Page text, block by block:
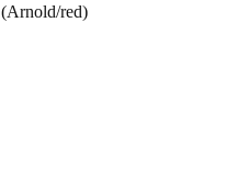
(Arnold/red)